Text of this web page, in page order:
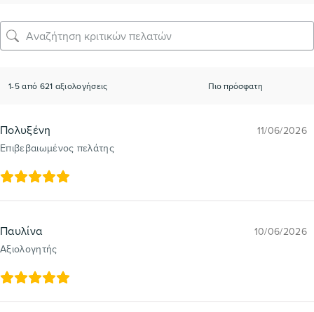
1-5 από 621 αξιολογήσεις
Πολυξένη
Επιβεβαιωμένος πελάτης
11/06/2026
Παυλίνα
Αξιολογητής
10/06/2026